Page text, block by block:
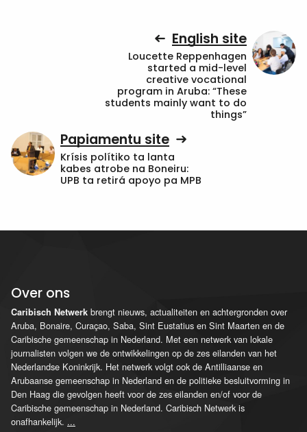
English site
Loucette Reppenhagen
started a mid-level
creative vocational
program in Aruba: “These
students mainly want to do
things”
Papiamentu site
Krísis polítiko ta lanta
kabes atrobe na Boneiru:
UPB ta retirá apoyo pa MPB
Over ons
Caribisch Netwerk brengt nieuws, actualiteiten en achtergronden over
Aruba, Bonaire, Curaçao, Saba, Sint Eustatius en Sint Maarten en de
Caribische gemeenschap in Nederland. Met een netwerk van lokale
journalisten volgen we de ontwikkelingen op de zes eilanden van het
Nederlandse Koninkrijk. Het netwerk volgt ook de Antilliaanse en
Arubaanse gemeenschap in Nederland en de politieke besluitvorming in
Den Haag die gevolgen heeft voor de zes eilanden en/of voor de
Caribische gemeenschap in Nederland. Caribisch Netwerk is
onafhankelijk. ...